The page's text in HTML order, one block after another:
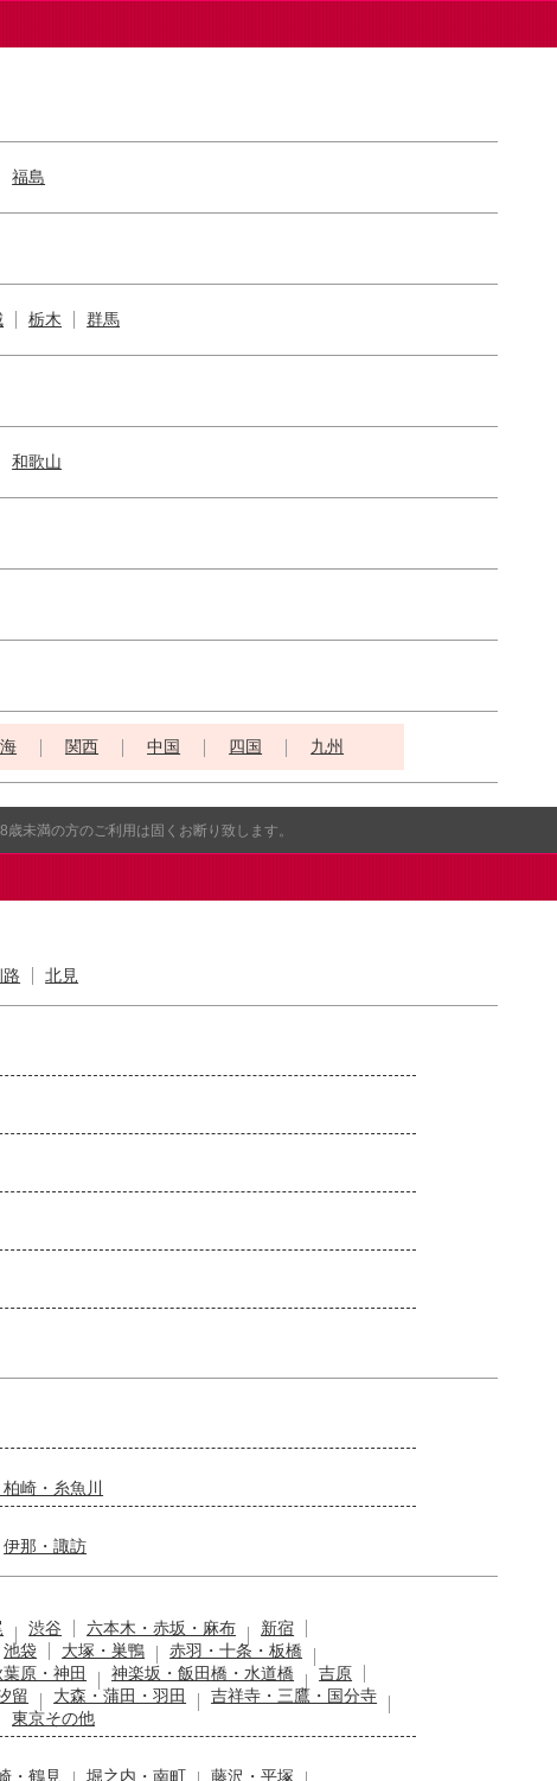
福島
栃木 群馬
和歌山
関西 中国 四国 九州
未満の方のご利用は固くお断り致します。
路 北見
崎・糸魚川
伊那・諏訪
渋谷 六本木・赤坂・麻布
新宿
池袋 大塚・巣鴨
赤羽・十条・板橋
原・神田 神楽坂・飯田橋・水道橋
吉原
留 大森・蒲田・羽田
吉祥寺・三鷹・国分寺
東京その他
・鶴見 堀之内・南町
藤沢・平塚